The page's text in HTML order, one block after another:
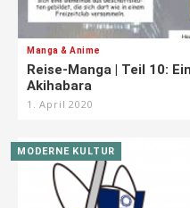
Manga & Anime
Reise-Manga | Teil 10:
Akihabara
1. April 2020
MODERNE KULTUR